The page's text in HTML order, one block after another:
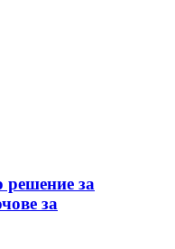
решение за
за